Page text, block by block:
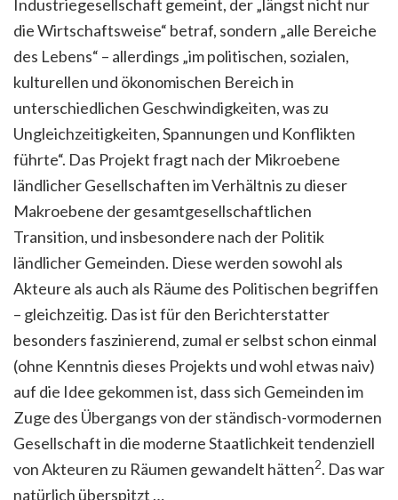
Industriegesellschaft gemeint, der „längst nicht nur
die Wirtschaftsweise“ betraf, sondern „alle Bereiche
des Lebens“ – allerdings „im politischen, sozialen,
kulturellen und ökonomischen Bereich in
unterschiedlichen Geschwindigkeiten, was zu
Ungleichzeitigkeiten, Spannungen und Konflikten
führte“. Das Projekt fragt nach der Mikroebene
ländlicher Gesellschaften im Verhältnis zu dieser
Makroebene der gesamtgesellschaftlichen
Transition, und insbesondere nach der Politik
ländlicher Gemeinden. Diese werden sowohl als
Akteure als auch als Räume des Politischen begriffen
– gleichzeitig. Das ist für den Berichterstatter
besonders faszinierend, zumal er selbst schon einmal
(ohne Kenntnis dieses Projekts und wohl etwas naiv)
auf die Idee gekommen ist, dass sich Gemeinden im
Zuge des Übergangs von der ständisch-vormodernen
Gesellschaft in die moderne Staatlichkeit tendenziell
von Akteuren zu Räumen gewandelt hätten2. Das war
natürlich überspitzt …